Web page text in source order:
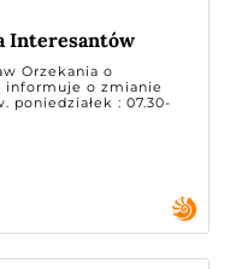
Interesantów
Orzekania o
informuje o zmianie
poniedziałek : 07.30-